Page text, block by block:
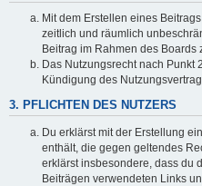
Mit dem Erstellen eines
zeitlich und räumlich
Beitrag im Rahmen des Boards
Das Nutzungsrecht nach Punkt
Kündigung des
3. PFLICHTEN DES NUTZERS
Du erklärst mit der Erstellung
enthält, die gegen geltendes
erklärst insbesondere, dass du
Beiträgen verwendeten Links